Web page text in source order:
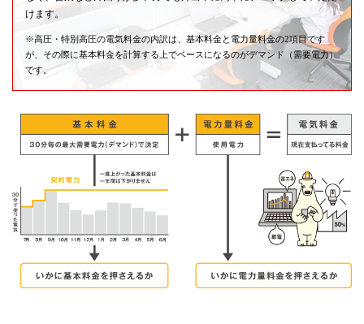
けます。
※高圧・特別高圧の電気料金の内訳は、基本料金と電力量料金の2項目です
が、その際に基本料金を計算する上でベースになるのがデマンド（需要電力）
です。